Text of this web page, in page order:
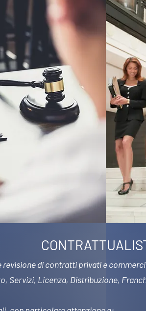
revisione di contratti privati e
Servizi, Licenza, Distribuzione,